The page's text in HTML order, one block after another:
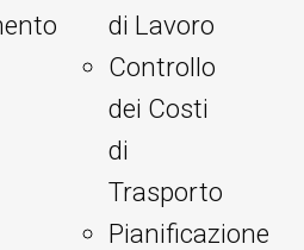
di Lavoro
Controllo
dei Costi
di
Trasporto
Pianificazione